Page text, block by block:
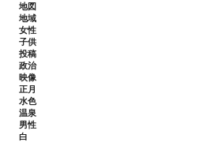
地図
地域
女性
子供
投稿
政治
映像
正月
水色
温泉
男性
白